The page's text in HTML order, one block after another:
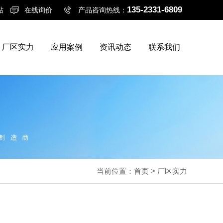
在线询价 产品咨询热线： 135-2331-6809
厂区实力 应用案例 资讯动态 联系我们
当前位置： 首页 > 厂区实力